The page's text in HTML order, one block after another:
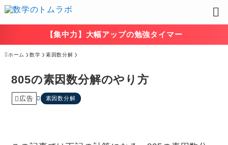
【集中力】大幅アップの勉強タイマー
ホーム 数学 素因数分解
805の素因数分解のやり方
広告 素因数分解